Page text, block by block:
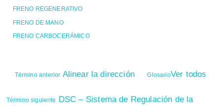
FRENO REGENERATIVO
FRENO DE MANO
FRENO CARBOCERÁMICO
Término anterior Alinear la dirección GlosarioVer todos
Término siguiente DSC – Sistema de Regulación de la